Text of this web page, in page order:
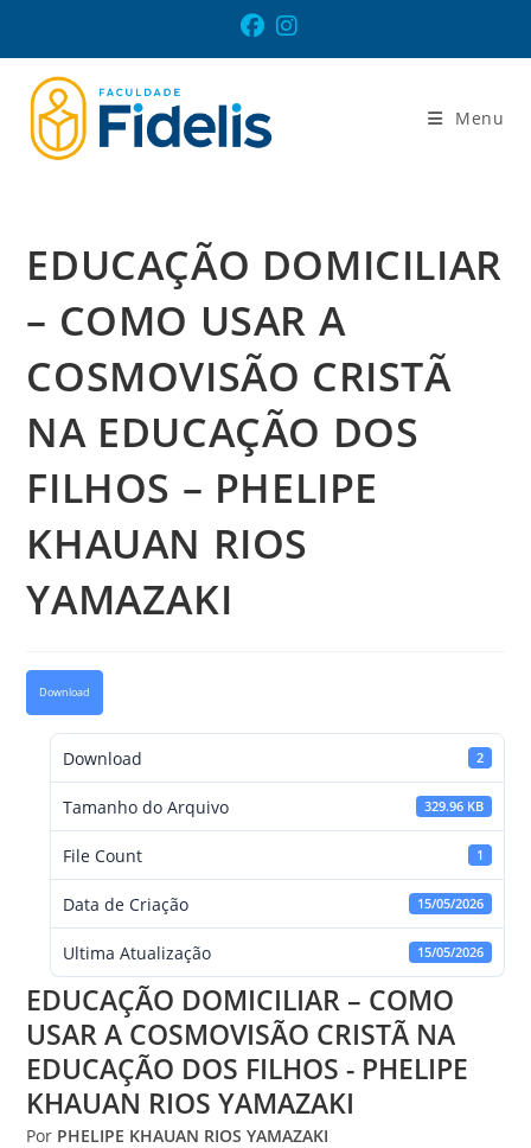
conteúdo
Menu
EDUCAÇÃO DOMICILIAR
– COMO USAR A
COSMOVISÃO CRISTÃ
NA EDUCAÇÃO DOS
FILHOS – PHELIPE
KHAUAN RIOS
YAMAZAKI
Download
Download 2
Tamanho do Arquivo 329.96 KB
File Count 1
Data de Criação 15/05/2026
Ultima Atualização 15/05/2026
EDUCAÇÃO DOMICILIAR – COMO
USAR A COSMOVISÃO CRISTÃ NA
EDUCAÇÃO DOS FILHOS - PHELIPE
KHAUAN RIOS YAMAZAKI
Por PHELIPE KHAUAN RIOS YAMAZAKI